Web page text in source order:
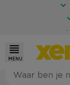
MENU